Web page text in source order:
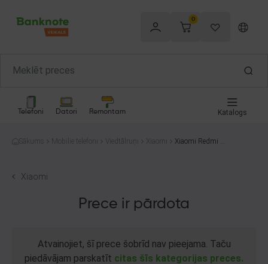
0
Telefoni Datori Remontam Katalogs
Sākums Mobilie telefoni Viedtālruņi Xiaomi
Xiaomi Redmi N
Xiaomi
Prece ir pārdota
Atvainojiet, šī prece šobrīd nav pieejama. Taču
piedāvājam parskatīt citas šīs kategorijas preces.